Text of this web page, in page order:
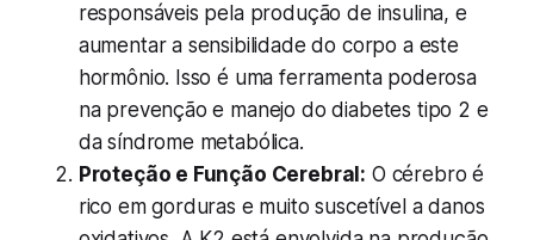
responsáveis pela produção de insulina, e
aumentar a sensibilidade do corpo a este
hormônio. Isso é uma ferramenta poderosa
na prevenção e manejo do diabetes tipo 2 e
da síndrome metabólica.
Proteção e Função Cerebral: O cérebro é
rico em gorduras e muito suscetível a danos